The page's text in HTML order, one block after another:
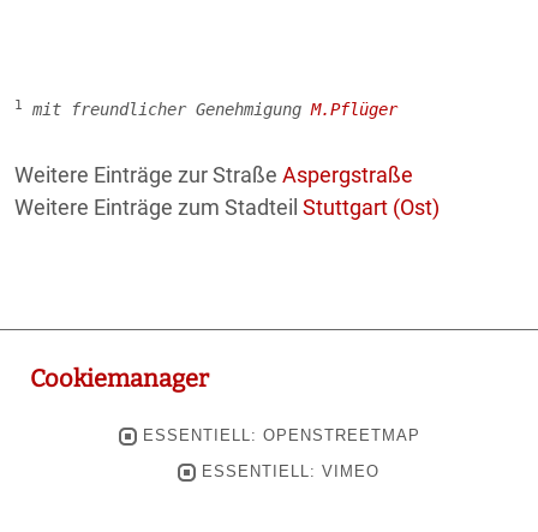
1 mit freundlicher Genehmigung M.Pflüger
Weitere Einträge zur Straße Aspergstraße
Weitere Einträge zum Stadteil Stuttgart (Ost)
Cookiemanager
ESSENTIELL: OPENSTREETMAP
ESSENTIELL: VIMEO